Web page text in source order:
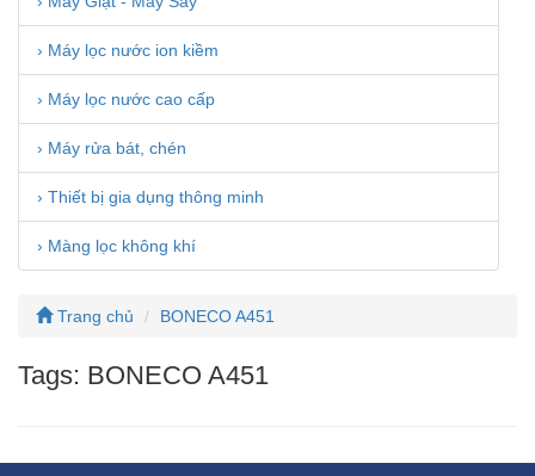
› Máy lọc nước ion kiềm
› Máy lọc nước cao cấp
› Máy rửa bát, chén
› Thiết bị gia dụng thông minh
› Màng lọc không khí
Trang chủ BONECO A451
Tags: BONECO A451